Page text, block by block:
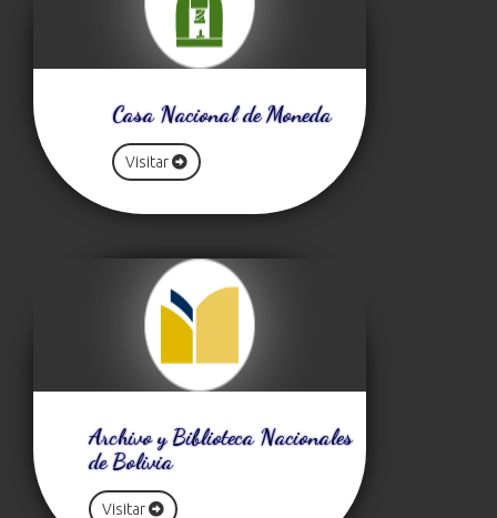
Casa Nacional de Moneda
Visitar
Archivo y Biblioteca Nacionales
de Bolivia
Visitar